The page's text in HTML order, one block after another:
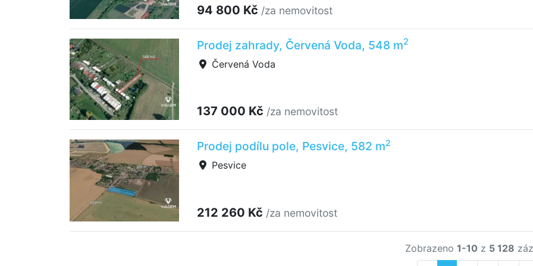
94 800 Kč /za nemovitost
Prodej zahrady, Červená Voda, 548 m2
Červená Voda
137 000 Kč /za nemovitost
Prodej podílu pole, Pesvice, 582 m2
Pesvice
212 260 Kč /za nemovitost
Zobrazeno 1-10 z 5 128